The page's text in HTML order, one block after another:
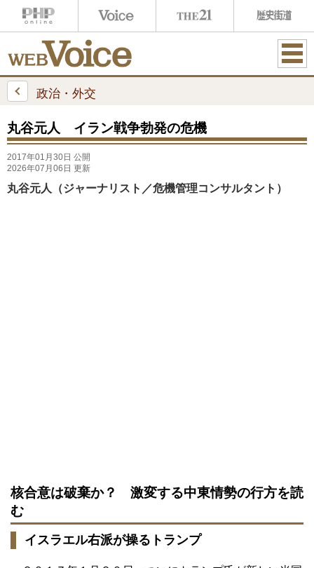
ME
政治・外交
丸谷元人 イラン戦争勃発の危機
2017年01月30日 公開
2026年07月06日 更新
丸谷元人（ジャーナリスト／危機管理コンサルタント）
核合意は破棄か？ 激変する中東情勢の行方を読
む
イスラエル右派が操るトランプ